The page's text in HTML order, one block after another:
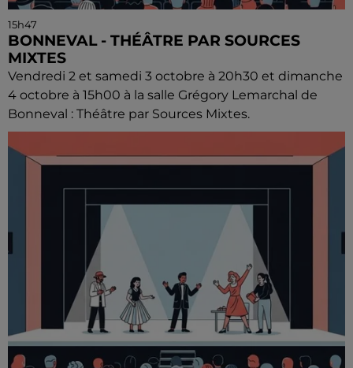
15h47
BONNEVAL - THÉÂTRE PAR SOURCES
MIXTES
Vendredi 2 et samedi 3 octobre à 20h30 et dimanche
4 octobre à 15h00 à la salle Grégory Lemarchal de
Bonneval : Théâtre par Sources Mixtes.